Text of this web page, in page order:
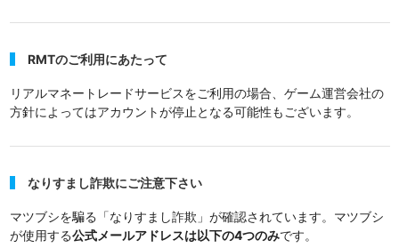
RMTのご利用にあたって
リアルマネートレードサービスをご利用の場合、ゲーム運営会社の
方針によってはアカウントが停止となる可能性もございます。
なりすまし詐欺にご注意下さい
マツブシを騙る「なりすまし詐欺」が確認されています。マツブシ
が使用する公式メールアドレスは以下の4つのみです。